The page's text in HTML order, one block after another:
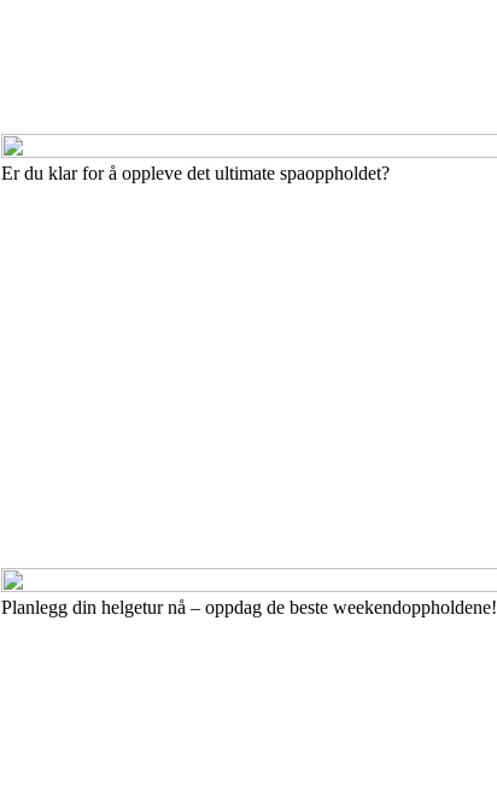
Er du klar for å oppleve det ultimate spaoppholdet?
Planlegg din helgetur nå – oppdag de beste weekendoppholdene!